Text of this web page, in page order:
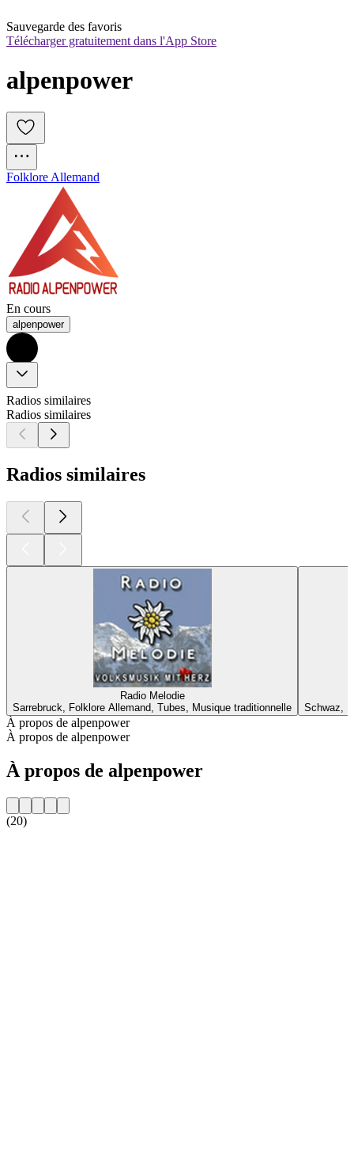
Sauvegarde des favoris
Télécharger gratuitement dans l'App Store
alpenpower
Folklore Allemand
En cours
alpenpower
Radios similaires
Radios similaires
Radios similaires
Radio Melodie
Sarrebruck, Folklore Allemand, Tubes, Musique traditionnelle
Schwaz,
À propos de alpenpower
À propos de alpenpower
À propos de alpenpower
(20)